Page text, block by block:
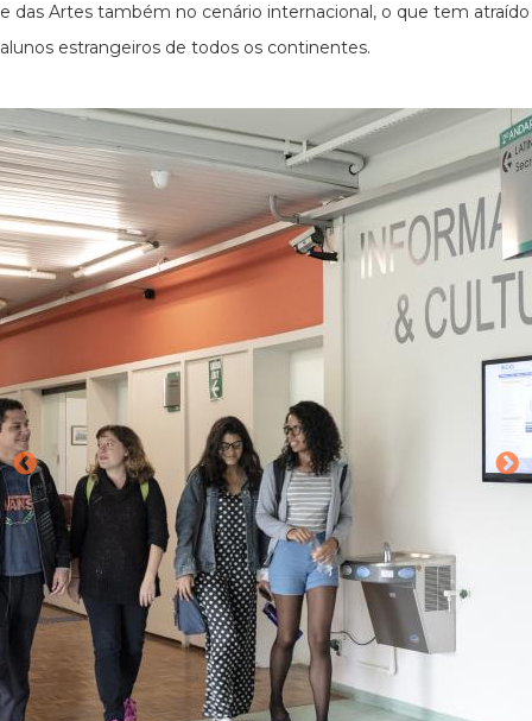
e das Artes também no cenário internacional, o que tem atraído
alunos estrangeiros de todos os continentes.